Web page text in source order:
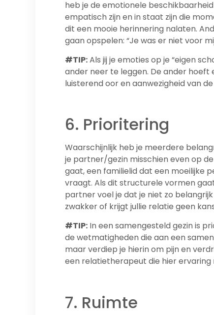
heb je de emotionele
empatisch zijn en in staat zijn die
dit een mooie herinnering nalaten.
gaan opspelen: “Je was er niet voor
#TIP:Als jij je emoties op je “eigen
ander neer te leggen. De ander hoeft
luisterend oor en aanwezigheid van
6. Prioritering
Waarschijnlijk heb je meerdere
je partner/gezin misschien even op
gaat, een familielid dat een moeilijke
vraagt. Als dit structurele vormen
partner voel je dat je niet zo
zwakker of krijgt jullie relatie geen
#TIP: In een samengesteld gezin is
de wetmatigheden die aan een
maar verdiep je hierin om pijn en
een relatietherapeut die hier ervaring
7. Ruimte